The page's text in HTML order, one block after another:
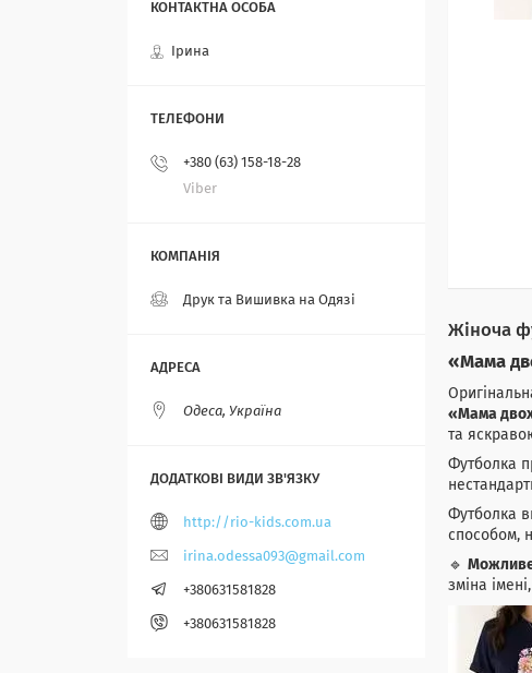
Жіноча
«Мама
«Мама
та
Футболка
Футболка
способом,
🔹 Можливе
зміна
Ірина
+380 (63) 158-18-28
Viber
Друк та Вишивка на Одязі
Одеса, Україна
http://rio-kids.com.ua
irina.odessa093@gmail.com
+380631581828
+380631581828